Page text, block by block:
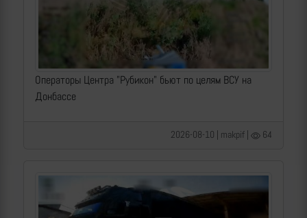
Операторы Центра "Рубикон" бьют по целям ВСУ на
Донбассе
2026-08-10 | makpif | 64